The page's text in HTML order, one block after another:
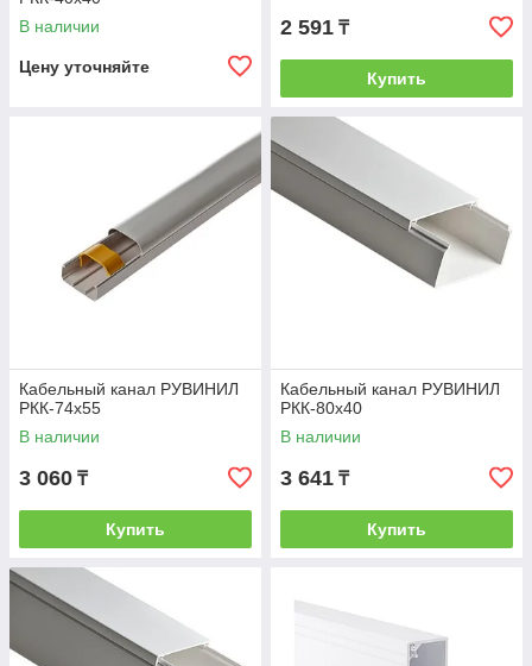
В наличии
Цену уточняйте
2 591 ₸
Купить
Кабельный канал РУВИНИЛ
РКК-74х55
В наличии
3 060 ₸
Купить
Кабельный канал РУВИНИЛ
РКК-80х40
В наличии
3 641 ₸
Купить